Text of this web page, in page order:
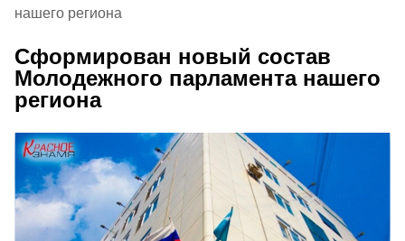
нашего региона
Сформирован новый состав
Молодежного парламента нашего
региона